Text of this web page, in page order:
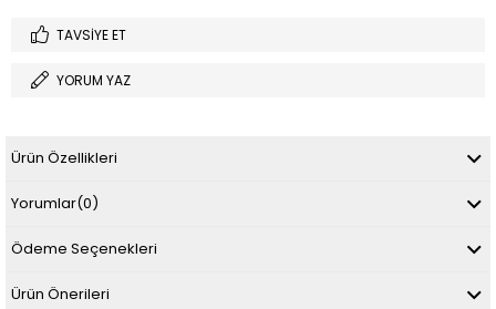
TAVSIYE ET
YORUM YAZ
Ürün Özellikleri
Yorumlar(0)
Ödeme Seçenekleri
Ürün Önerileri